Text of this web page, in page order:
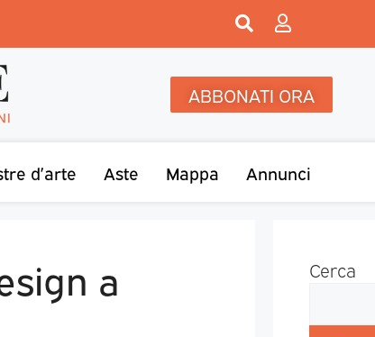
ABBONATI ORA
d’arte Aste Mappa Annunci
a
Cerca